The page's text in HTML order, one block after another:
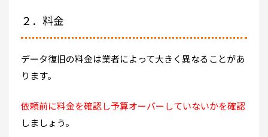
２．料金
データ復旧の料金は業者によって大きく異なることがあ
ります。
依頼前に料金を確認し予算オーバーしていないかを確認
しましょう。